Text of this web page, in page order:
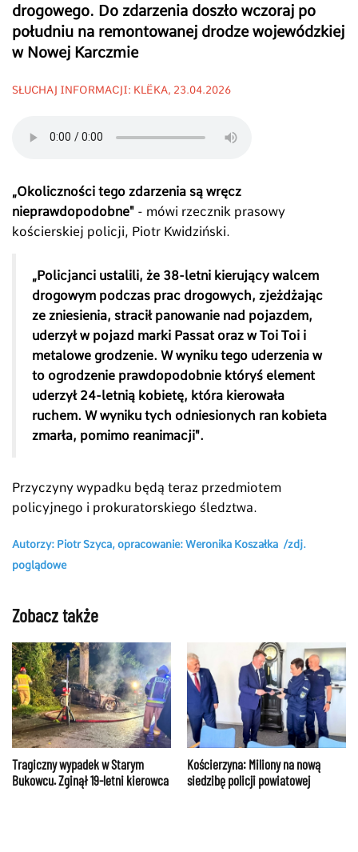
drogowego. Do zdarzenia doszło wczoraj po
południu na remontowanej drodze wojewódzkiej
w Nowej Karczmie
SŁUCHAJ INFORMACJI: KLËKA, 23.04.2026
„Okoliczności tego zdarzenia są wręcz
nieprawdopodobne" - mówi rzecznik prasowy
kościerskiej policji, Piotr Kwidziński.
„Policjanci ustalili, że 38-letni kierujący walcem
drogowym podczas prac drogowych, zjeżdżając
ze zniesienia, stracił panowanie nad pojazdem,
uderzył w pojazd marki Passat oraz w Toi Toi i
metalowe grodzenie. W wyniku tego uderzenia w
to ogrodzenie prawdopodobnie któryś element
uderzył 24-letnią kobietę, która kierowała
ruchem. W wyniku tych odniesionych ran kobieta
zmarła, pomimo reanimacji".
Przyczyny wypadku będą teraz przedmiotem
policyjnego i prokuratorskiego śledztwa.
Autorzy: Piotr Szyca,opracowanie: Weronika Koszałka /zdj.
poglądowe
Zobacz także
Tragiczny wypadek w Starym
Bukowcu. Zginął 19-letni kierowca
Kościerzyna: Miliony na nową
siedzibę policji powiatowej